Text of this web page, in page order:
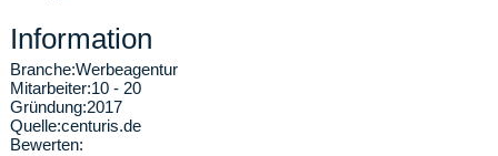
Information
Branche:Werbeagentur
Mitarbeiter:10 - 20
Gründung:2017
Quelle:centuris.de
Bewerten: